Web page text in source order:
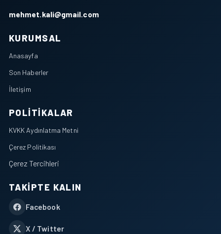
mehmet.kali@gmail.com
KURUMSAL
Anasayfa
Son Haberler
İletişim
POLITIKALAR
KVKK Aydınlatma Metni
Çerez Politikası
Çerez Tercihleri
TAKIPTE KALIN
Facebook
X / Twitter